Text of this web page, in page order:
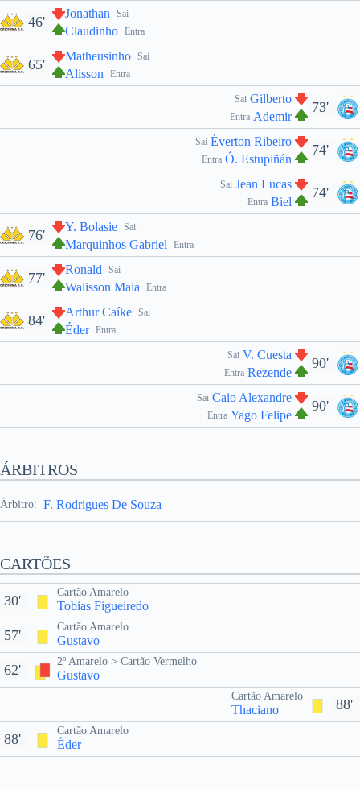
Sai
Jonathan
Entra
Claudinho
46'
Sai
Matheusinho
Entra
Alisson
65'
73'
Sai Gilberto
Entra Ademir
74'
Sai Éverton Ribeiro
Entra Ó. Estupiñán
74'
Sai Jean Lucas
Entra Biel
Sai
Y. Bolasie
Entra
Marquinhos Gabriel
76'
Sai
Ronald
Entra
Walisson Maia
77'
Sai
Arthur Caíke
Entra
Éder
84'
90'
Sai V. Cuesta
Entra Rezende
90'
Sai Caio Alexandre
Entra Yago Felipe
ÁRBITROS
Árbitro: F. Rodrigues De Souza
CARTÕES
Cartão Amarelo
Tobias Figueiredo
30'
Cartão Amarelo
Gustavo
57'
2º Amarelo > Cartão Vermelho
Gustavo
62'
88'
Cartão Amarelo
Thaciano
Cartão Amarelo
Éder
88'